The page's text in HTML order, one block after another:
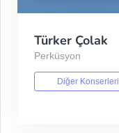
Türker Çolak
Perküsyon
Diğer Konserleri